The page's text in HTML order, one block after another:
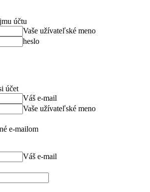
účtu
Vaše užívateľské meno
heslo
účet
Váš e-mail
Vaše užívateľské meno
e-mailom
Váš e-mail